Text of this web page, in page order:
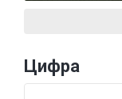
Цифра